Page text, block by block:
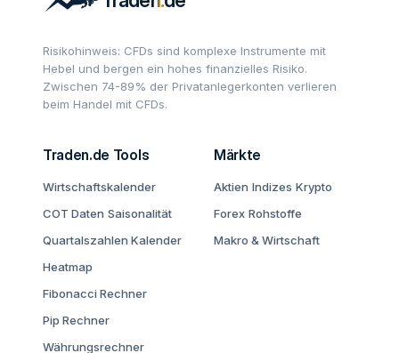
Risikohinweis: CFDs sind komplexe Instrumente mit
Hebel und bergen ein hohes finanzielles Risiko.
Zwischen 74-89% der Privatanlegerkonten verlieren
beim Handel mit CFDs.
Traden.de Tools
Wirtschaftskalender
COT Daten Saisonalität
Quartalszahlen Kalender
Heatmap
Fibonacci Rechner
Pip Rechner
Währungsrechner
Märkte
Aktien Indizes Krypto
Forex Rohstoffe
Makro & Wirtschaft